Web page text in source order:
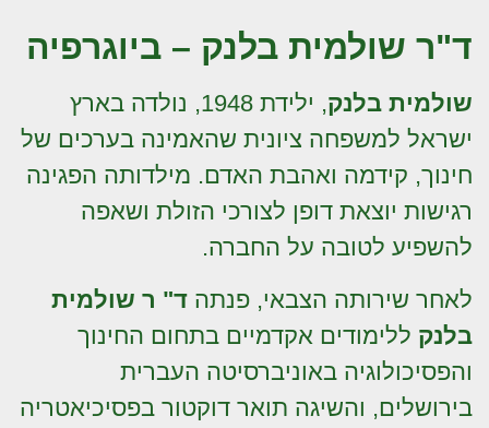
ד"ר שולמית בלנק – ביוגרפיה
שולמית בלנק
, ילידת 1948, נולדה בארץ
ישראל למשפחה ציונית שהאמינה בערכים של
חינוך, קידמה ואהבת האדם. מילדותה הפגינה
רגישות יוצאת דופן לצורכי הזולת ושאפה
להשפיע לטובה על החברה.
לאחר שירותה הצבאי, פנתה ד" ר שולמית
בלנק ללימודים אקדמיים בתחום החינוך
והפסיכולוגיה באוניברסיטה העברית
בירושלים, והשיגה תואר דוקטור בפסיכיאטריה